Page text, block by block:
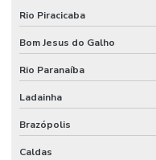
Rio Piracicaba
Bom Jesus do Galho
Rio Paranaíba
Ladainha
Brazópolis
Caldas